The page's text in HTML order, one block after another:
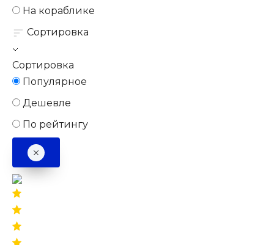
На кораблике
Сортировка
Сортировка
Популярное
Дешевле
По рейтингу